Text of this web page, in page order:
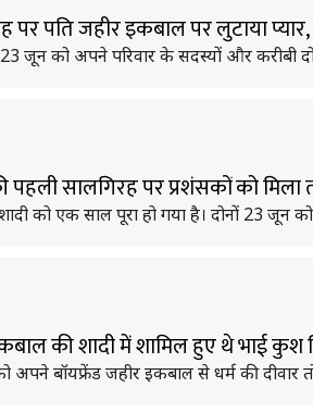
पर पति जहीर इकबाल पर लुटाया
23 जून को अपने परिवार के सदस्यों और करीबी
पहली सालगिरह पर प्रशंसकों को
को एक साल पूरा हो गया है। दोनों 23
की शादी में शामिल हुए थे भाई कुश
अपने बॉयफ्रेंड जहीर इकबाल से धर्म की दीवार